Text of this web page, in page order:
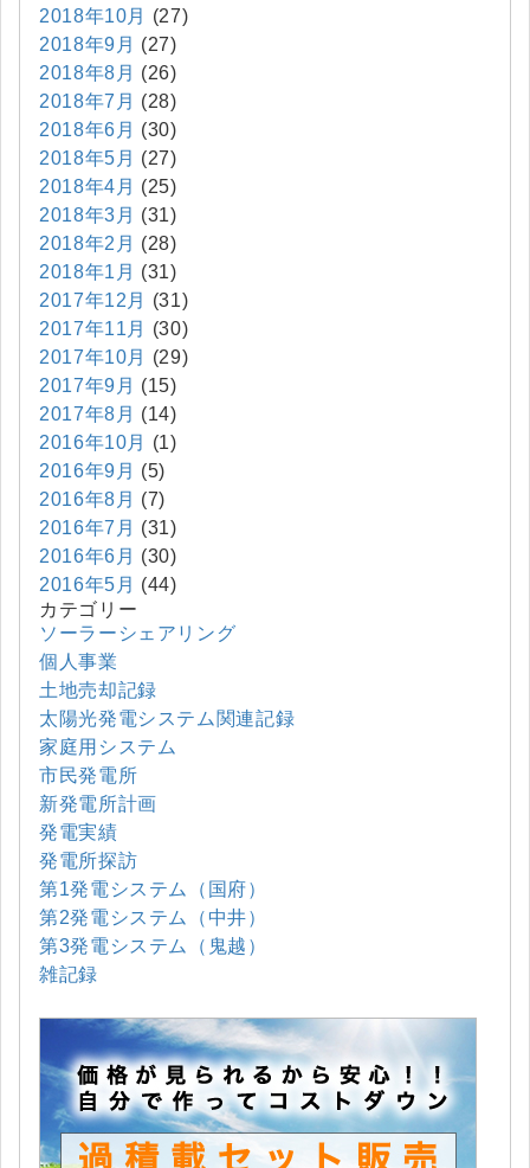
2018年10月
(27)
2018年9月 (27)
2018年8月 (26)
2018年7月 (28)
2018年6月 (30)
2018年5月 (27)
2018年4月 (25)
2018年3月 (31)
2018年2月 (28)
2018年1月 (31)
2017年12月
(31)
2017年11月
(30)
2017年10月
(29)
2017年9月 (15)
2017年8月 (14)
2016年10月
(1)
2016年9月 (5)
2016年8月 (7)
2016年7月 (31)
2016年6月 (30)
2016年5月 (44)
カテゴリー
ソーラーシェアリング
個人事業
土地売却記録
太陽光発電システム関連記録
家庭用システム
市民発電所
新発電所計画
発電実績
発電所探訪
第1発電システム（国府）
第2発電システム（中井）
第3発電システム（鬼越）
雑記録